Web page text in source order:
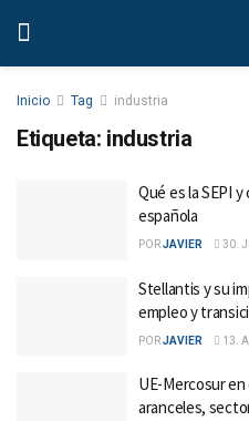
Inicio Tag industria
Etiqueta: industria
Qué es la SEPI
española
PORJAVIER 30.
Stellantis y su
empleo y
PORJAVIER 13.
UE-Mercosur
aranceles,